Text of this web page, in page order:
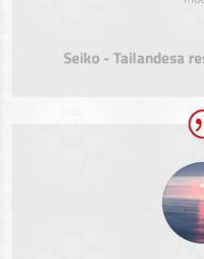
Seiko - Tailandesa